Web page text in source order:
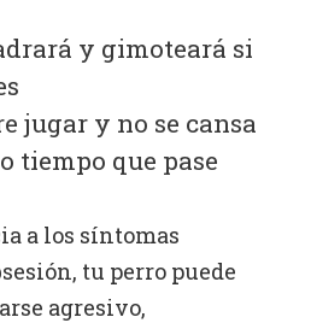
y gimoteará si
jugar y no se cansa
tiempo que pase
a los síntomas
tu perro puede
agresivo,